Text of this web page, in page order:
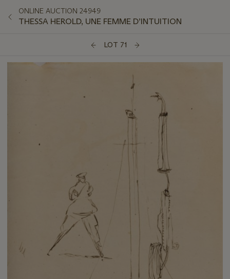
ONLINE AUCTION 24949
THESSA HEROLD, UNE FEMME D’INTUITION
LOT 71